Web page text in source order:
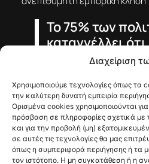
Το 75% των
καταγγέλλει ότι
τουλάχιστον
την εβδομάδα.
Οι παραβάσεις θα μπορούν
έως €75.000 ανά κλήση για
€375.000 για εταιρείες.
εξαιρέσεις, όταν ο
συγκατάθεση ή όταν υπάρχει
την επιχείρηση και η
προσφορά.